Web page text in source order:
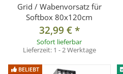
Grid / Wabenvorsatz für
Softbox 80x120cm
32,99 €*
Sofort lieferbar
Lieferzeit: 1 - 2 Werktage
BELIEBT